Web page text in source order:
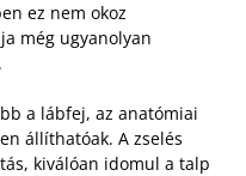
ez nem okoz
még ugyanolyan
a lábfej, az anatómiai
állíthatóak. A zselés
kiválóan idomul a talp